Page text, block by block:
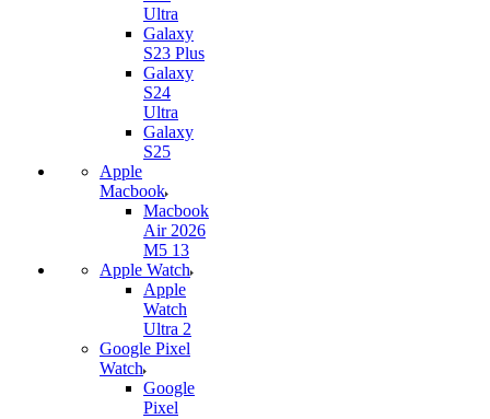
Ultra
Galaxy
S23 Plus
Galaxy
S24
Ultra
Galaxy
S25
Apple
Macbook
Macbook
Air 2026
M5 13
Apple Watch
Apple
Watch
Ultra 2
Google Pixel
Watch
Google
Pixel